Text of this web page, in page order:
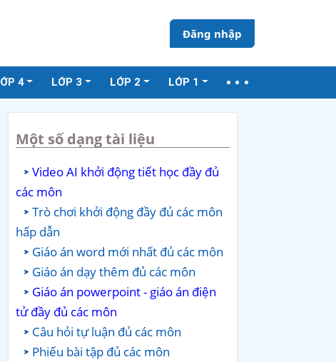
Đăng nhập
4 LỚP 3 LỚP 2 LỚP 1
Một số dạng tài liệu
Video AI khởi động tiết học đầy đủ
các môn
Trò chơi khởi động đầy đủ các môn
hấp dẫn
Giáo án word mới nhất đủ các môn
Giáo án dạy thêm đủ các môn
Giáo án powerpoint - giáo án điện
tử đầy đủ các môn
Câu hỏi tự luận đủ các môn
Phiếu bài tập đủ các môn